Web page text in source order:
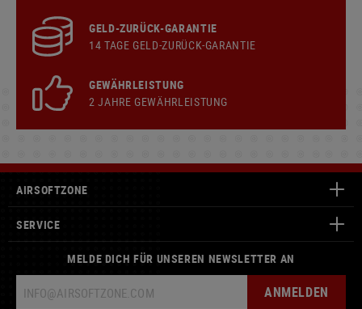
GELD-ZURÜCK-GARANTIE
14 TAGE GELD-ZURÜCK-GARANTIE
GEWÄHRLEISTUNG
2 JAHRE GEWÄHRLEISTUNG
AIRSOFTZONE
SERVICE
MELDE DICH FÜR UNSEREN NEWSLETTER AN
ANMELDEN